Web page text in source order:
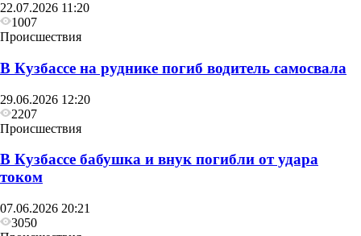
22.07.2026 11:20
1007
Происшествия
В Кузбассе на руднике погиб водитель самосвала
29.06.2026 12:20
2207
Происшествия
В Кузбассе бабушка и внук погибли от удара
током
07.06.2026 20:21
3050